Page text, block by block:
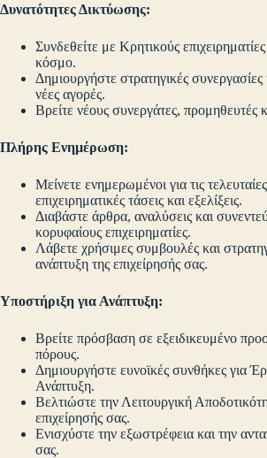
Δυνατότητες Δικτύωσης:
Συνδεθείτε με Κρητικούς
κόσμο.
Δημιουργήστε στρατηγικές συνεργασίες
νέες αγορές.
Βρείτε νέους συνεργάτες, προμηθευτές
Πλήρης Ενημέρωση:
Μείνετε ενημερωμένοι για τις τελευταίες
επιχειρηματικές τάσεις και εξελίξεις.
Διαβάστε άρθρα, αναλύσεις και
κορυφαίους επιχειρηματίες.
Λάβετε χρήσιμες συμβουλές και
ανάπτυξη της επιχείρησής σας.
Υποστήριξη για Ανάπτυξη:
Βρείτε πρόσβαση σε εξειδικευμένο
πόρους.
Δημιουργήστε ευνοϊκές συνθήκες για
Ανάπτυξη.
Βελτιώστε την Λειτουργική
επιχείρησής σας.
Ενισχύστε την εξωστρέφεια και την
σας.